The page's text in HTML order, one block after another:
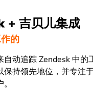
+ 吉贝儿集成
的
自动追踪 Zendesk 中的
保持领先地位，并专注